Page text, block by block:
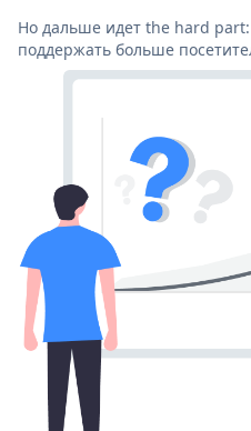
Но дальше идет the hard
поддержать больше